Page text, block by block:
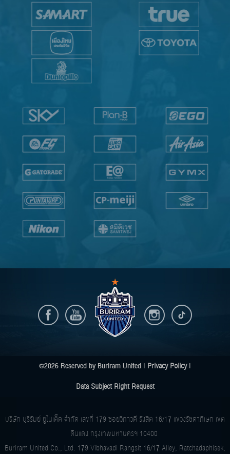
©2026 Reserved by Buriram United | Privacy Policy|
Data Subject Right Request
บริษัท บุรีรัมย์ ยูไนเต็ด จำกัด เลขที่ 179 ซอยวิภาวดี รังสิต 16/17 แขวงรัชดาภิเษก เขต
ดินแดง กรุงเทพมหานครฯ 10400
Buriram United Co., Ltd. 179 Vibhavadi Rangsit 16/17 Alley, Ratchadaphisek,